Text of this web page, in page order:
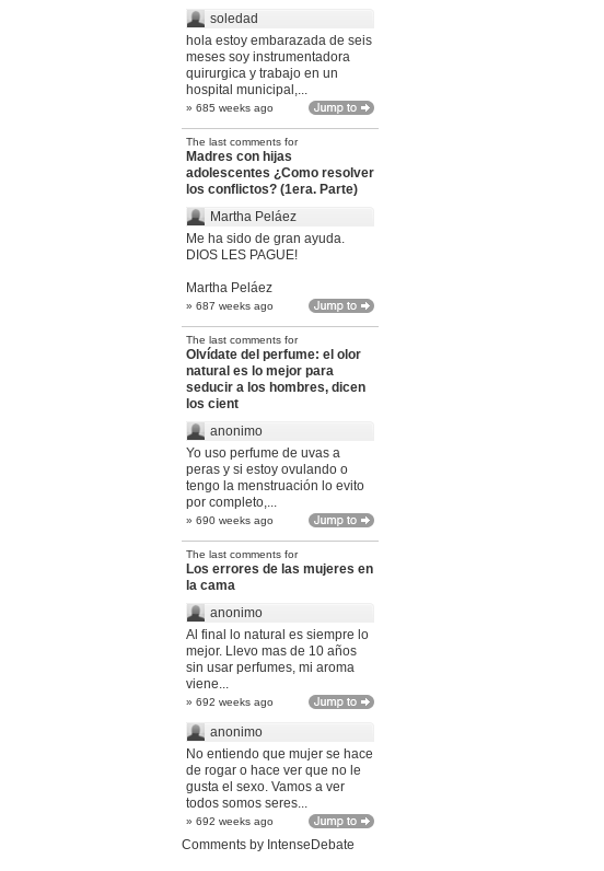
soledad
hola estoy embarazada de seis
meses soy instrumentadora
quirurgica y trabajo en un
hospital municipal,...
» 685 weeks ago
The last comments for
Madres con hijas
adolescentes ¿Como resolver
los conflictos? (1era. Parte)
Martha Peláez
Me ha sido de gran ayuda.
DIOS LES PAGUE!
Martha Peláez
» 687 weeks ago
The last comments for
Olvídate del perfume: el olor
natural es lo mejor para
seducir a los hombres, dicen
los cient
anonimo
Yo uso perfume de uvas a
peras y si estoy ovulando o
tengo la menstruación lo evito
por completo,...
» 690 weeks ago
The last comments for
Los errores de las mujeres en
la cama
anonimo
Al final lo natural es siempre lo
mejor. Llevo mas de 10 años
sin usar perfumes, mi aroma
viene...
» 692 weeks ago
anonimo
No entiendo que mujer se hace
de rogar o hace ver que no le
gusta el sexo. Vamos a ver
todos somos seres...
» 692 weeks ago
Comments by IntenseDebate